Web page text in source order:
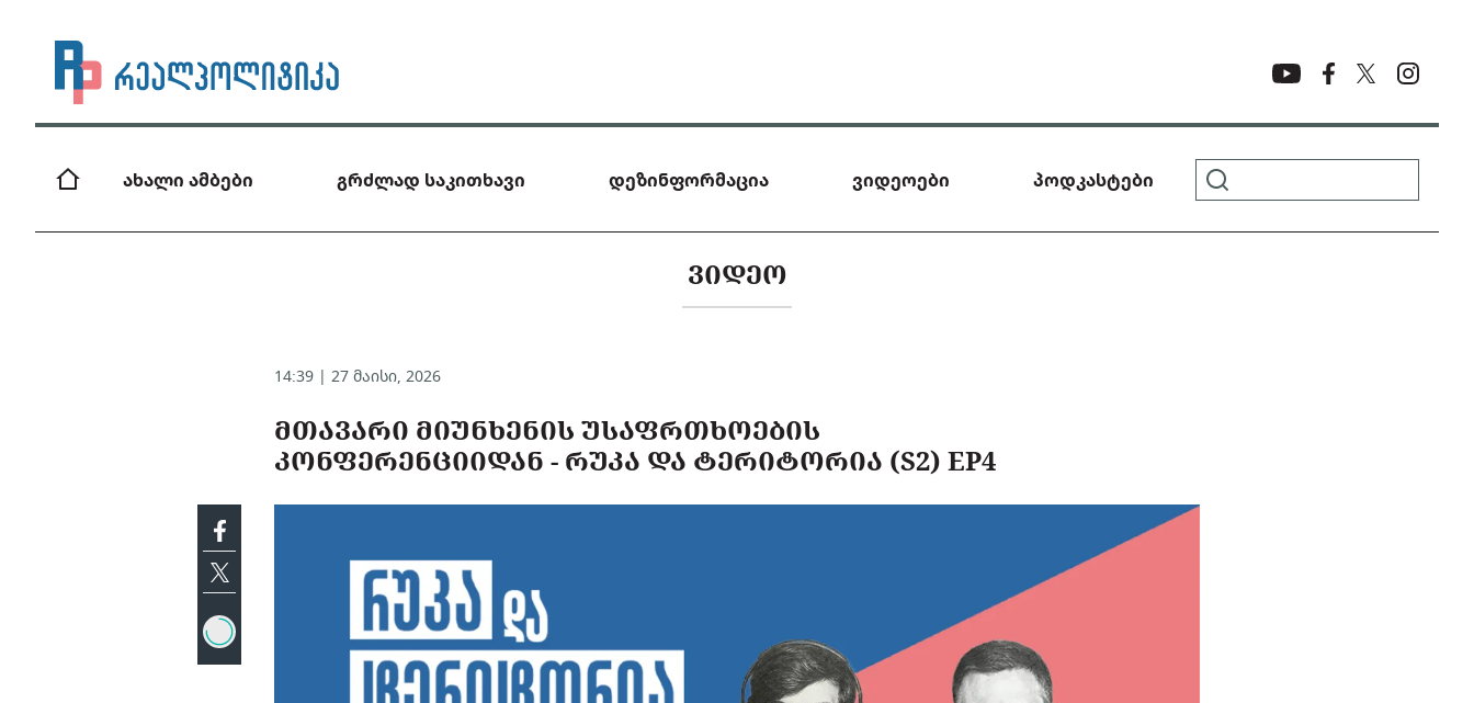
ახალი ამბები გრძლად საკითხავი დეზინფორმაცია ვიდეოები პოდკასტები
ᲕᲘᲓᲔᲝ
14:39 | 27 მაისი, 2026
ᲛᲗᲐᲕᲐᲠᲘ ᲛᲘᲣᲜᲮᲔᲜᲘᲡ ᲣᲡᲐᲤᲠᲗᲮᲝᲔᲑᲘᲡ
ᲙᲝᲜᲤᲔᲠᲔᲜᲪᲘᲘᲓᲐᲜ - ᲠᲣᲙᲐ ᲓᲐ ᲢᲔᲠᲘᲢᲝᲠᲘᲐ (S2) EP4